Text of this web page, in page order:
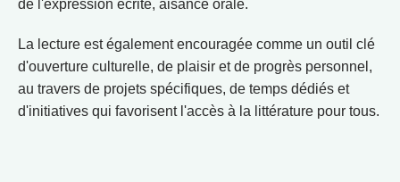
de l'expression écrite, aisance orale.
La lecture est également encouragée comme un outil clé
d'ouverture culturelle, de plaisir et de progrès personnel,
au travers de projets spécifiques, de temps dédiés et
d'initiatives qui favorisent l'accès à la littérature pour tous.